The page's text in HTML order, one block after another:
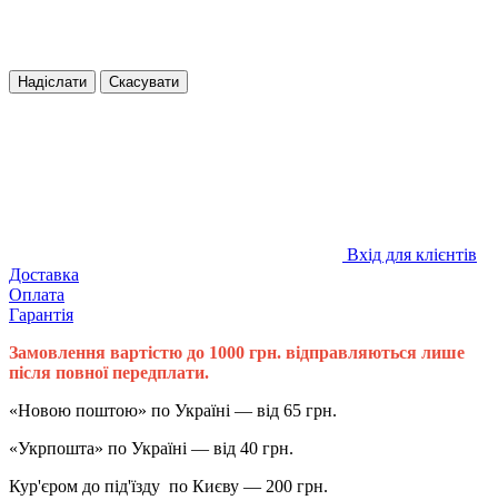
Надіслати Скасувати
Вхід для клієнтів
Доставка
Оплата
Гарантія
Замовлення вартістю до 1000 грн. відправляються лише
після повної передплати.
«Новою поштою» по Україні — від 65 грн.
«Укрпошта» по Україні — від 40 грн.
Кур'єром до під'їзду по Києву — 200 грн.